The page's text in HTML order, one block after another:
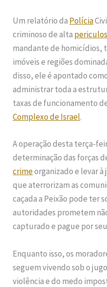
Um relatório da Polícia
criminoso de alta
mandante de homicídios,
imóveis e regiões
disso, ele é apontado
administrar toda a
taxas de funcionamento
Complexo de Israel.
A operação desta terça-
determinação das forças
crimeorganizado e levar à
que aterrorizam as
caçada a Peixão pode ter
autoridades prometem
capturado e pague por
Enquanto isso, os
seguem vivendo sob o
violência e do medo